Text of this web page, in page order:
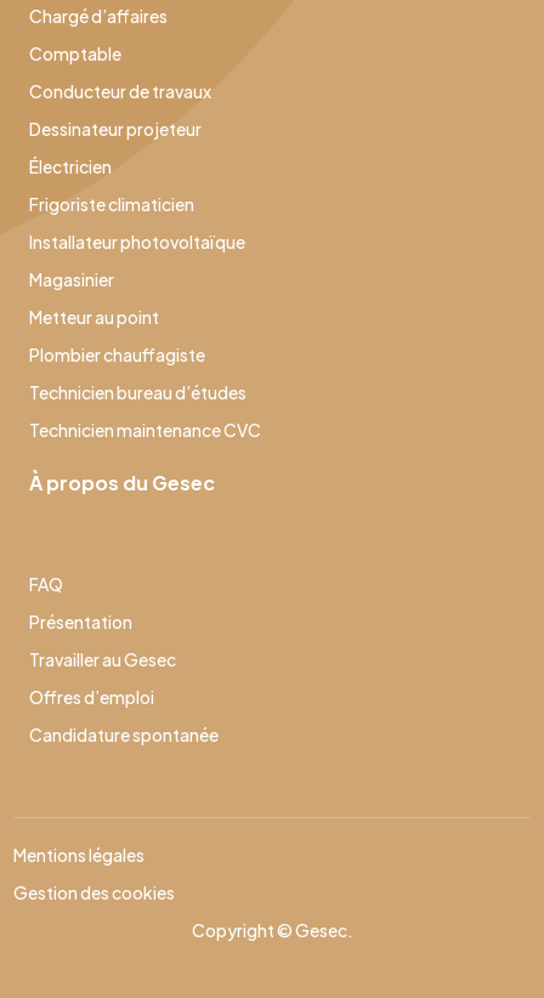
Chargé d’affaires
Comptable
Conducteur de travaux
Dessinateur projeteur
Électricien
Frigoriste climaticien
Installateur photovoltaïque
Magasinier
Metteur au point
Plombier chauffagiste
Technicien bureau d’études
Technicien maintenance CVC
À propos du Gesec
FAQ
Présentation
Travailler au Gesec
Offres d’emploi
Candidature spontanée
Copyright © Gesec.
Mentions légales
Gestion des cookies